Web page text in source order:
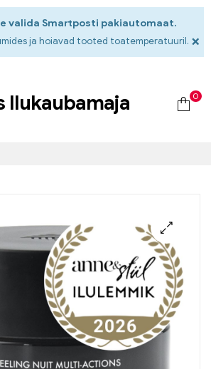
valida Smartposti pakiautomaat.
ja hoiavad tooted toatemperatuuril. ×
Ilukaubamaja 0